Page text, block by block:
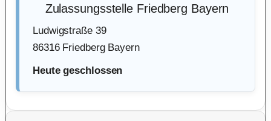
Zulassungsstelle Friedberg Bayern
Ludwigstraße 39
86316 Friedberg Bayern
Heute geschlossen